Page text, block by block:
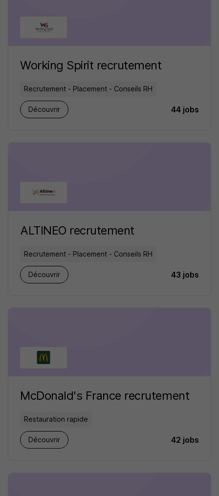
Working Spirit recrutement
Recrutement - Placement - Conseils RH
Découvrir 44 jobs
ALTINEO recrutement
Recrutement - Placement - Conseils RH
Découvrir 43 jobs
McDonald's France recrutement
Restauration rapide
Découvrir 42 jobs